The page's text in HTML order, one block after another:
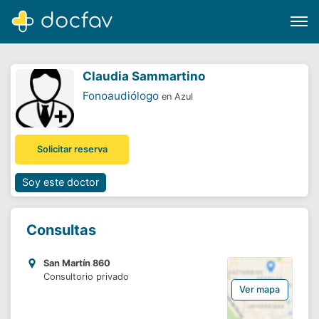
Software para clínicas
¿Eres un doctor?
Claudia Sammartino
Fonoaudiólogo en Azul
Solicitar reserva
Soy este doctor
Consultas
San Martín 860
Consultorio privado
Ver mapa